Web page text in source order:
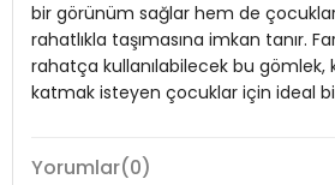
Kapama Şekli: Düğmeli
Kol Tipi:Uzun Kol
Cep Tipi:Çift Cepli
bir görünüm sağlar hem de
rahatlıkla taşımasına imkan tanır.
rahatça kullanılabilecek bu gömlek,
katmak isteyen çocuklar için ideal
Model:Gömlek
Yorumlar(0)